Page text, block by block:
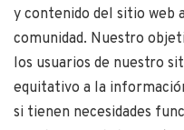
y contenido del sitio web
comunidad. Nuestro
los usuarios de nuestro
equitativo a la
si tienen necesidades